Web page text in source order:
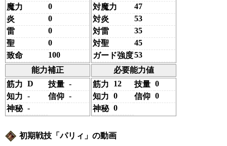
魔力
0
炎
0
雷
0
聖
0
致命
100
対魔力
47
対炎
53
対雷
35
対聖
45
ガード強度53
能力補正
必要能力値
筋力 D 技量 -
知力 - 信仰 -
神秘 -
筋力 12 技量 0
知力 0 信仰 0
神秘 0
初期戦技「パリィ」の動画